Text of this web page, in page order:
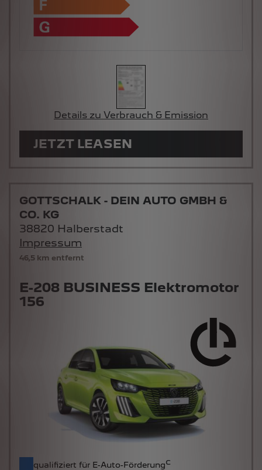
Details zu Verbrauch & Emission
JETZT LEASEN
46,5 km entfernt
E-208 BUSINESS Elektromotor
156
qualifiziert für E-Auto-Förderungc
GOTTSCHALK - DEIN AUTO GMBH &
CO. KG
38820 Halberstadt
Impressum